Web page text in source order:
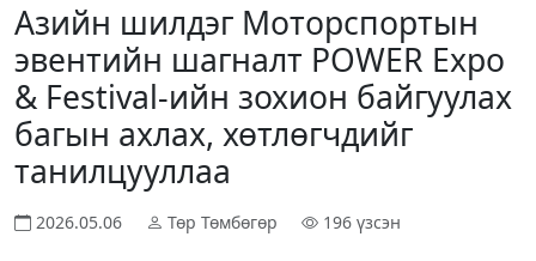
Азийн шилдэг Моторспортын
эвентийн шагналт POWER Expo
& Festival-ийн зохион байгуулах
багын ахлах, хөтлөгчдийг
танилцууллаа
2026.05.06 Төр Төмбөгөр 196 үзсэн